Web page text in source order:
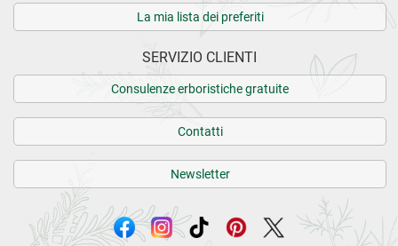
La mia lista dei preferiti
SERVIZIO CLIENTI
Consulenze erboristiche gratuite
Contatti
Newsletter